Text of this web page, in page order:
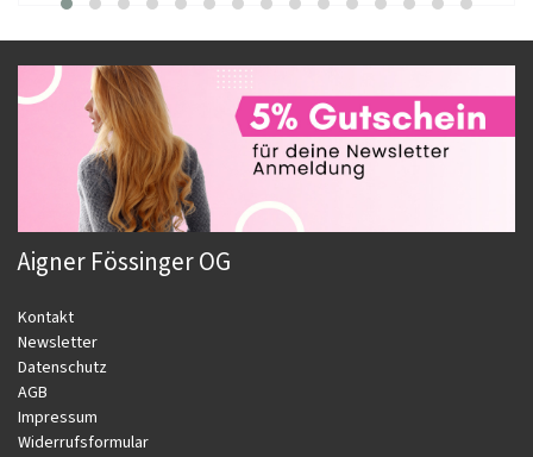
Aigner Fössinger OG
Kontakt
Newsletter
Datenschutz
AGB
Impressum
Widerrufsformular